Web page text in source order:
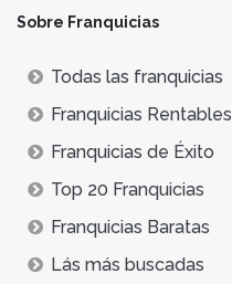
Sobre Franquicias
Todas las franquicias
Franquicias Rentables
Franquicias de Éxito
Top 20 Franquicias
Franquicias Baratas
Lás más buscadas